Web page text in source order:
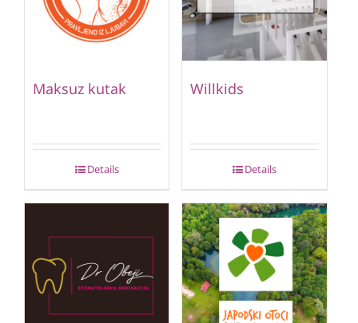
Maksuz kutak
Details
Willkids
Details